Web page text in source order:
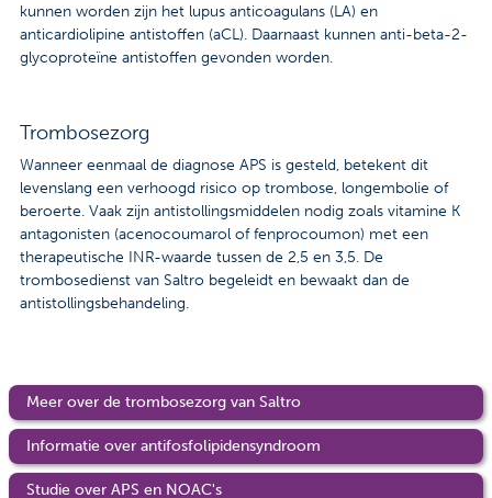
kunnen worden zijn het lupus anticoagulans (LA) en
anticardiolipine antistoffen (aCL). Daarnaast kunnen anti-beta-2-
glycoproteïne antistoffen gevonden worden.
Trombosezorg
Wanneer eenmaal de diagnose APS is gesteld, betekent dit
levenslang een verhoogd risico op trombose, longembolie of
beroerte. Vaak zijn antistollingsmiddelen nodig zoals vitamine K
antagonisten (acenocoumarol of fenprocoumon) met een
therapeutische INR-waarde tussen de 2,5 en 3,5. De
trombosedienst van Saltro begeleidt en bewaakt dan de
antistollingsbehandeling.
Meer over de trombosezorg van Saltro
Informatie over antifosfolipidensyndroom
Studie over APS en NOAC's